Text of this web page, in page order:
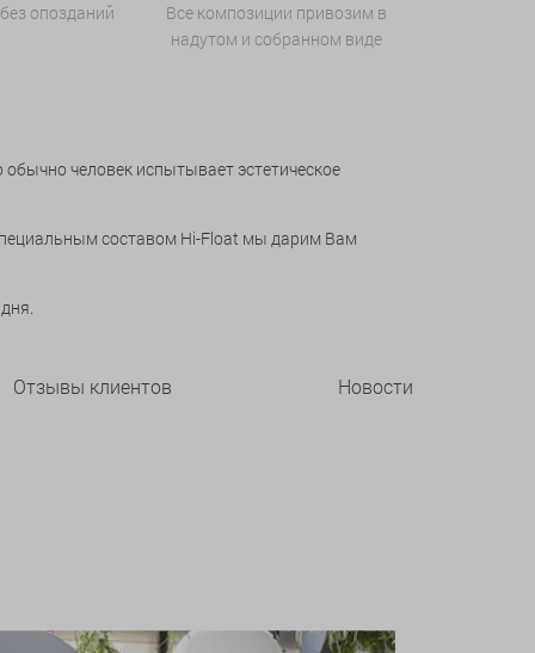
опозданий
Все композиции привозим в
надутом и собранном виде
человек испытывает эстетическое
составом Hi-Float мы дарим Вам
Отзывы клиентов Новости